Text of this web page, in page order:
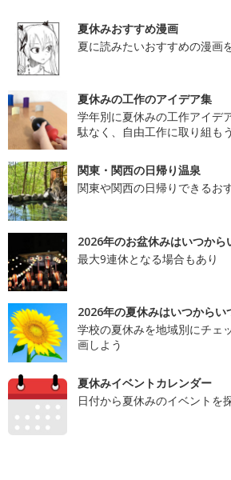
夏休みおすすめ漫画
夏に読みたいおすすめの漫画
夏休みの工作のアイデア集
学年別に夏休みの工作アイデ
駄なく、自由工作に取り組も
関東・関西の日帰り温泉
関東や関西の日帰りできるお
2026年のお盆休みはいつから
最大9連休となる場合もあり
2026年の夏休みはいつからい
学校の夏休みを地域別にチェ
画しよう
夏休みイベントカレンダー
日付から夏休みのイベントを